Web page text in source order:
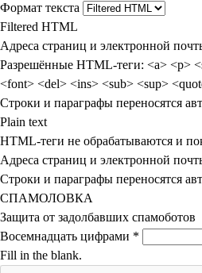
Формат текста
Filtered HTML
Адреса страниц и электронной
Разрешённые HTML-теги: <a> <p> <span> <div> <h1> <h2> <h3>
Строки и параграфы переносятся
Plain text
HTML-теги не обрабатываются и
Адреса страниц и электронной
Строки и параграфы переносятся
СПАМОЛОВКА
Защита от задолбавших спамоботов
Восемнадцать цифрами *
Fill in the blank.